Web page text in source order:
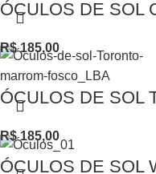
ÓCULOS DE SOL
R$185,00
ÓCULOS DE SOL
R$185,00
ÓCULOS DE SOL